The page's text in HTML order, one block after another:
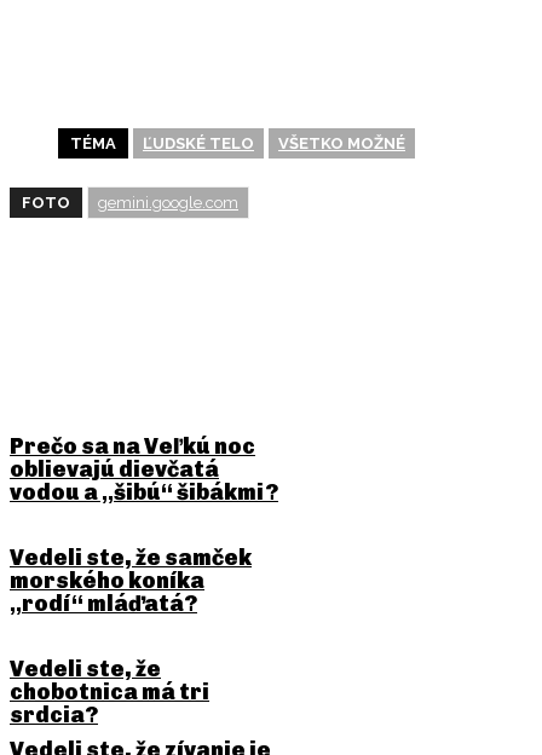
TÉMA ĽUDSKÉ TELO VŠETKO MOŽNÉ
FOTO gemini.google.com
Prečo sa na Veľkú noc
oblievajú dievčatá
vodou a „šibú“ šibákmi?
Vedeli ste, že samček
morského koníka
„rodí“ mláďatá?
Vedeli ste, že
chobotnica má tri
srdcia?